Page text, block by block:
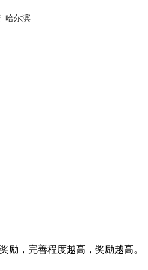
哈尔滨
励，完善程度越高，奖励越高。